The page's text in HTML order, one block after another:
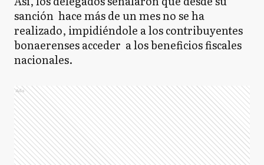
sanción hace más de un mes no se ha
realizado, impidiéndole a los contribuyentes
bonaerenses acceder a los beneficios fiscales
nacionales.
Ads